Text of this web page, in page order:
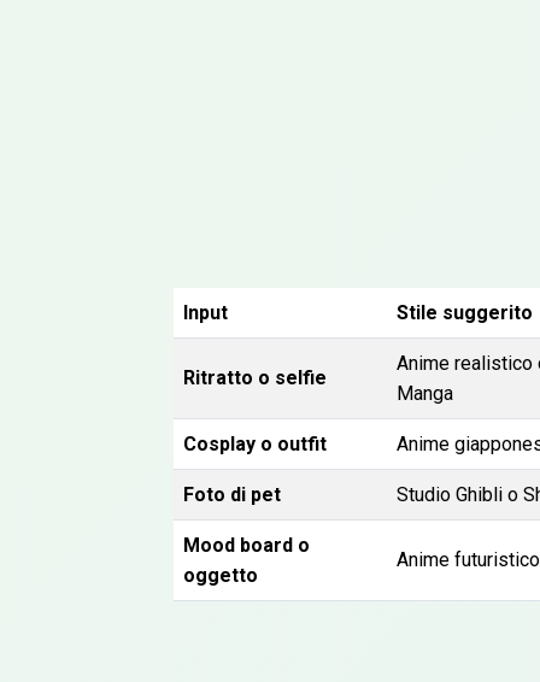
Input Stile suggerito
Ritratto o selfie
Anime realistico
Manga
Cosplay o outfit Anime
Foto di pet Studio Ghibli o
Mood board o
oggetto
Anime futuristico